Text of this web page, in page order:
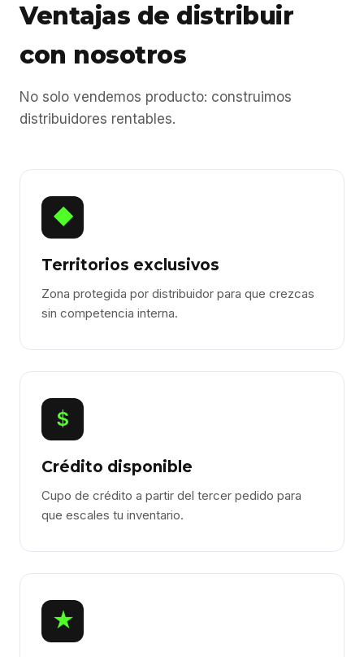
Ventajas de distribuir
con nosotros
No solo vendemos producto: construimos
distribuidores rentables.
◆
Territorios exclusivos
Zona protegida por distribuidor para que crezcas
sin competencia interna.
$
Crédito disponible
Cupo de crédito a partir del tercer pedido para
que escales tu inventario.
★